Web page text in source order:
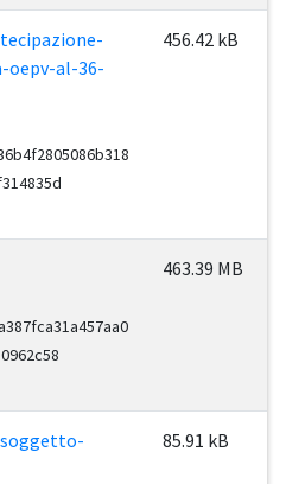
al-36-
456.42 kB
463.39 MB
85.91 kB